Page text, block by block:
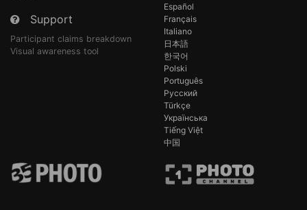
Support
Participant claims breakdown
Visual awareness tool
Español
Français
Italiano
日本語
한국어
Polski
Português
Русский
Türkçe
Українська
Tiếng Việt
中国